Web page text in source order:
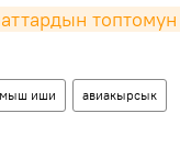
топтомун
иши авиакырсык